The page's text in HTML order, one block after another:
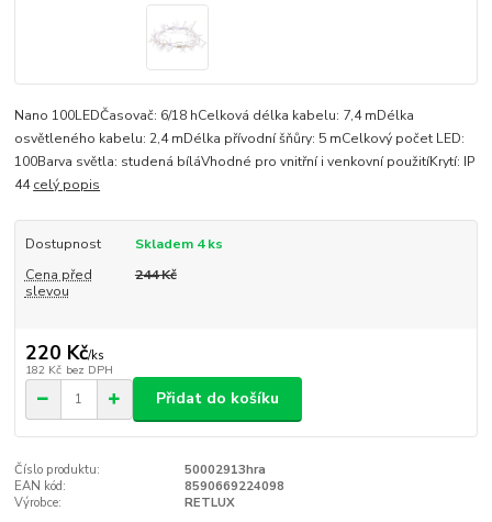
Nano 100LEDČasovač: 6/18 hCelková délka kabelu: 7,4 mDélka
osvětleného kabelu: 2,4 mDélka přívodní šňůry: 5 mCelkový počet LED:
100Barva světla: studená bíláVhodné pro vnitřní i venkovní použitíKrytí: IP
44celý popis
Dostupnost
Skladem 4 ks
Cena před
slevou
244 Kč
220 Kč/ks
182 Kč bez DPH
Přidat do košíku
Číslo produktu:
50002913hra
EAN kód:
8590669224098
Výrobce:
RETLUX